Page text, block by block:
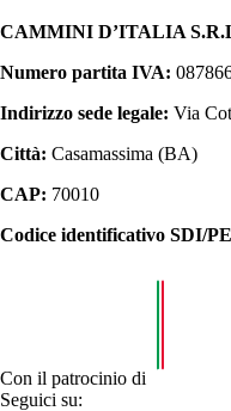
CAMMINI D’ITALIA
Numero partita IVA:
Indirizzo sede legale: Via
Città: Casamassima (BA)
CAP: 70010
Codice identificativo SDI/
Con il patrocinio di
Seguici su: